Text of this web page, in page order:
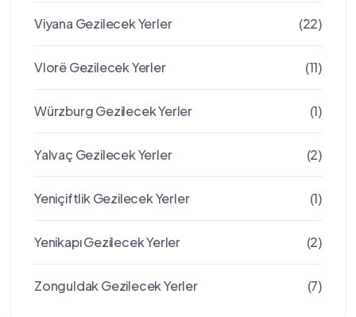
Viyana Gezilecek Yerler (22)
Vlorë Gezilecek Yerler (11)
Würzburg Gezilecek Yerler (1)
Yalvaç Gezilecek Yerler (2)
Yeniçiftlik Gezilecek Yerler (1)
Yenikapı Gezilecek Yerler (2)
Zonguldak Gezilecek Yerler (7)